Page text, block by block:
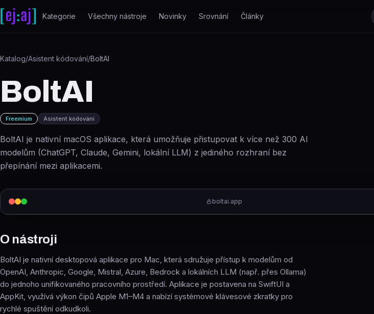
Přeskočit na obsah
Kategorie Všechny nástroje Novinky Srovnání Články
Katalog/Asistent kódování/BoltAI
BoltAI
Freemium Asistent kódování
BoltAI je nativní macOS aplikace, která umožňuje přistupovat k více než 300 AI
modelům (ChatGPT, Claude, Gemini, lokální LLM) z jediného rozhraní bez
přepínání mezi aplikacemi.
boltai.app
O nástroji
BoltAI je nativní desktopová aplikace pro Mac, která sdružuje přístup k modelům od
OpenAI, Anthropic, Google, Mistral, Azure, Bedrock a lokálních LLM (např. přes Ollama)
do jednoho unifikovaného pracovního prostředí. Aplikace je postavena na SwiftUI a
AppKit, využívá výkon čipů Apple M1–M4 a nabízí systémové klávesové zkratky pro
rychlé spuštění odkudkoli.